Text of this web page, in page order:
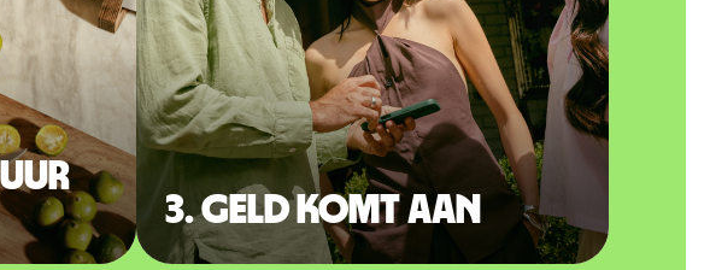
3. Geld komt aan